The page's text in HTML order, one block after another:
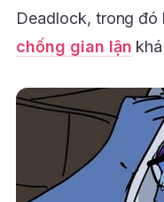
Deadlock, trong đó
chống gian lận